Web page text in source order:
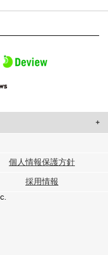
合わせたコンテンツや広告の
に提供しています。
ナーに提供した他の情報や、
きに収集した他の情報を組み
個人情報保護方針
採用情報